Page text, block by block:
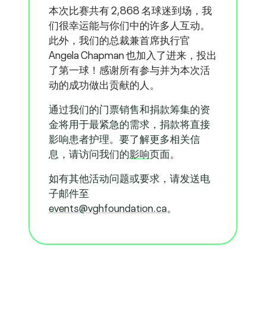
本次比赛共有 2,868 名球迷到场，我
们很幸运能与你们中的许多人互动。
此外，我们的总裁兼首席执行官
Angela Chapman 也加入了进来，投出
了第一球！感谢所有参与并为本次活
动的成功做出贡献的人。
通过我们的门票销售和捐款筹集的资
金将用于最紧急的需求，捐款将直接
影响患者护理。要了解更多相关信
息，请访问我们的影响页面。
如有其他活动问题或要求，请发送电
子邮件至
events@vghfoundation.ca。